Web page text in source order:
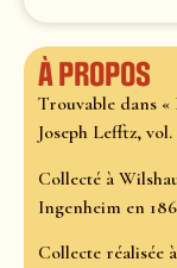
À propos
Trouvable dans «
Joseph Lefftz, vol.
Collecté à
Ingenheim en
Collecte réalisée